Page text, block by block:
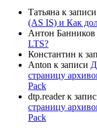
Татьяна к записи
(AS IS) и Как
Антон Банников
LTS?
Константин к
Anton к записи
страницу
Pack
dtp.readerк
страницу
Pack